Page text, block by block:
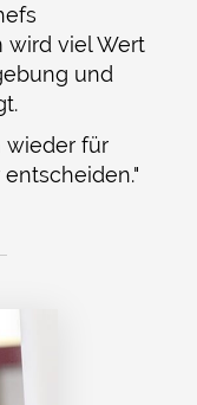
wird viel Wert
und
wieder für